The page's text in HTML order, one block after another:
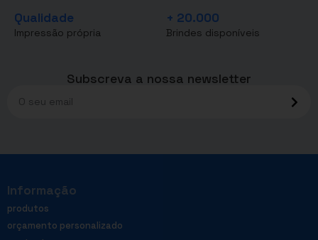
Qualidade
Impressão própria
+ 20.000
Brindes disponíveis
Subscreva a nossa newsletter
Informação
produtos
orçamento personalizado